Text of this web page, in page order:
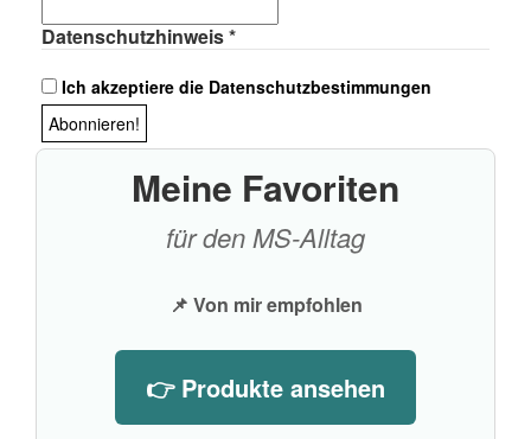
Datenschutzhinweis*
Ich akzeptiere die Datenschutzbestimmungen
Meine Favoriten
für den MS-Alltag
📌 Von mir empfohlen
👉 Produkte ansehen